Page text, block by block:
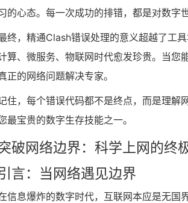
的心态。每一次成功的排错，都是对数字
终，精通Clash错误处理的意义超越了工
算、微服务、物联网时代愈发珍贵。当您
正的网络问题解决专家。
住，每个错误代码都不是终点，而是理解
最宝贵的数字生存技能之一。
破网络边界：科学上网的终
言：当网络遇见边界
信息爆炸的数字时代，互联网本应是无国